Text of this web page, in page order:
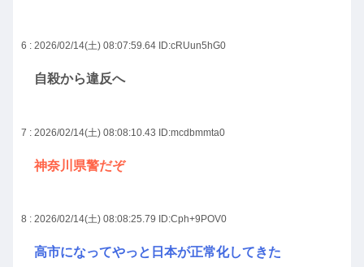
6 : 2026/02/14(土) 08:07:59.64 ID:cRUun5hG0
自殺から違反へ
7 : 2026/02/14(土) 08:08:10.43 ID:mcdbmmta0
神奈川県警だぞ
8 : 2026/02/14(土) 08:08:25.79 ID:Cph+9POV0
高市になってやっと日本が正常化してきた